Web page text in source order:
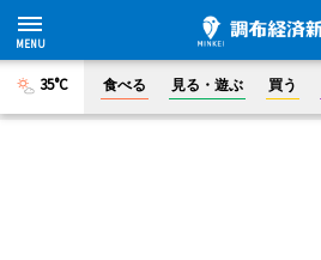
35°C 食べる 見る・遊ぶ 買う